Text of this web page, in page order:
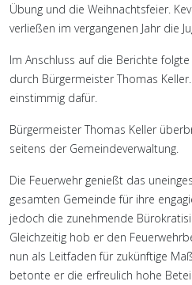
Übung und die Weihnachtsfeier.
verließen im vergangenen Jahr die
Im Anschluss auf die Berichte
durch Bürgermeister Thomas
einstimmig dafür.
Bürgermeister Thomas Keller
seitens der Gemeindeverwaltung.
Die Feuerwehr genießt das
gesamten Gemeinde für ihre
jedoch die zunehmende
Gleichzeitig hob er den
nun als Leitfaden für zukünftige
betonte er die erfreulich hohe